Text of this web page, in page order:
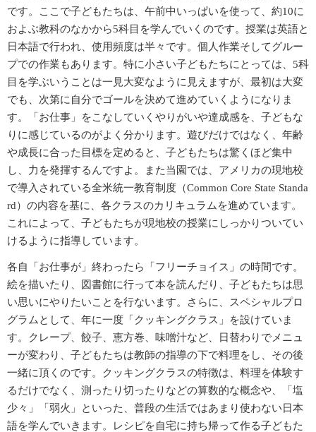
です。ここで子どもたちは、午前中いっぱいを使って、約10に
およぶ教科のなかから5科目を学んでいくのです。授業は英語と
日本語で行われ、使用頻度は半々です。個人作業そしてグルー
プでの作業もあります。特に小さい子どもたちにとっては、5科
目を学ぶいうことは一見大変なように見えますが、最初は大変
でも、次第に自分でゴールを決めて進めていくようになりま
す。「お仕事」をこなしていくやりがいや達成感を、子どもな
りに感じているのがよく分かります。遊びだけではなく、年齢
や成長に合った目標を定めると、子どもたちは驚くほど集中
し、力を発揮するんですよ。また当園では、アメリカの現地校
で導入されている全米統一教育制度（Common Core State Standa
rd）の内容を基に、各クラスのカリキュラムを進めています。
これによって、子どもたちが現地校の授業にしっかりついてい
けるように指導しています。
各自「お仕事が」終わったら「フリーチョイス」の時間です。
絵を描いたり、図書館に行って本を読んだり、子どもたちは思
い思いにやりたいことを行ないます。さらに、スペシャルプロ
グラムとして、年に一度「クッキングクラス」を設けていま
す。クレープ、餃子、恵方巻、味噌汁など、日替わりでメニュ
ーが変わり、子どもたちは教師の指導の下で料理をし、その後
一緒に頂くのです。クッキングクラスの特徴は、料理を体験す
るだけでなく、測ったり切ったりなどの算数的な概念や、「塩
少々」「弱火」といった、普段の生活ではあまり使わない日本
語を学んでいきます。レシピを自宅に持ち帰って作る子どもた